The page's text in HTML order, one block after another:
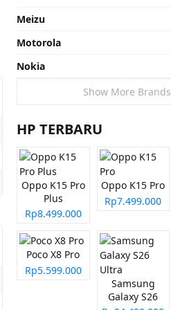
Meizu
Motorola
Nokia
Show More Brands
HP TERBARU
Oppo K15 Pro
Plus
Rp8.499.000
Oppo K15 Pro
Rp7.499.000
Poco X8 Pro
Rp5.599.000
Samsung
Galaxy S26